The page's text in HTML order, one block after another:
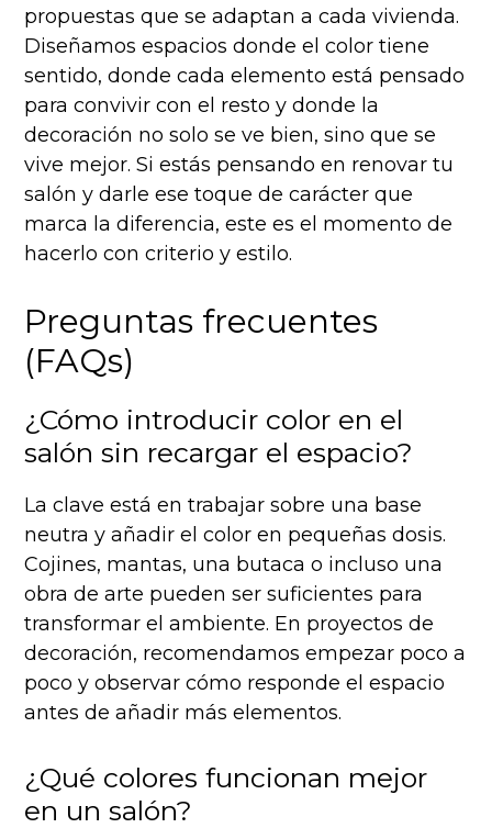
propuestas que se adaptan a cada vivienda.
Diseñamos espacios donde el color tiene
sentido, donde cada elemento está pensado
para convivir con el resto y donde la
decoración no solo se ve bien, sino que se
vive mejor. Si estás pensando en renovar tu
salón y darle ese toque de carácter que
marca la diferencia, este es el momento de
hacerlo con criterio y estilo.
Preguntas frecuentes
(FAQs)
¿Cómo introducir color en el
salón sin recargar el espacio?
La clave está en trabajar sobre una base
neutra y añadir el color en pequeñas dosis.
Cojines, mantas, una butaca o incluso una
obra de arte pueden ser suficientes para
transformar el ambiente. En proyectos de
decoración, recomendamos empezar poco a
poco y observar cómo responde el espacio
antes de añadir más elementos.
¿Qué colores funcionan mejor
en un salón?